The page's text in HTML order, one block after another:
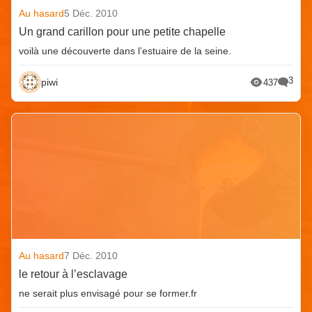
Au hasard5 Déc. 2010
Un grand carillon pour une petite chapelle
voilà une découverte dans l’estuaire de la seine.
piwi 437 3
Au hasard7 Déc. 2010
le retour à l’esclavage
ne serait plus envisagé pour se former.fr